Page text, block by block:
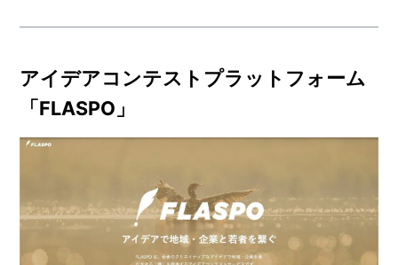
アイデアコンテストプラットフォーム
「FLASPO」